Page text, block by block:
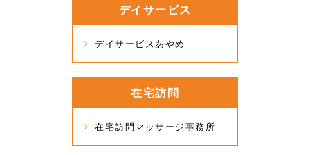
デイサービス
デイサービスあやめ
在宅訪問
在宅訪問マッサージ事務所